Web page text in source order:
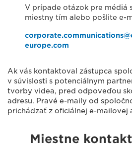
V prípade otázok pre médiá
miestny tím alebo pošlite e-
europe.com
Ak vás kontaktoval zástupca
v súvislosti s potenciálnym
tvorby videa, pred odpoveďou
adresu. Pravé e-maily od
prichádzať z oficiálnej e-mailovej
Miestne